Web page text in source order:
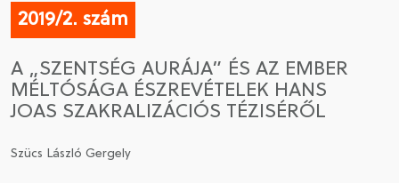
2019/2. szám
A „SZENTSÉG AURÁJA” ÉS AZ EMBER
MÉLTÓSÁGA ÉSZREVÉTELEK HANS
JOAS SZAKRALIZÁCIÓS TÉZISÉRŐL
Szücs László Gergely